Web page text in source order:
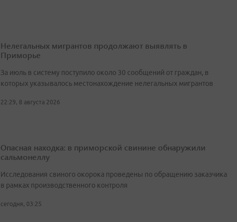
Нелегальных мигрантов продолжают выявлять в
Приморье
За июль в систему поступило около 30 сообщений от граждан, в
которых указывалось местонахождение нелегальных мигрантов
22:29, 8 августа 2026
Опасная находка: в приморской свинине обнаружили
сальмонеллу
Исследования свиного окорока проведены по обращению заказчика
в рамках производственного контроля
сегодня, 03:25